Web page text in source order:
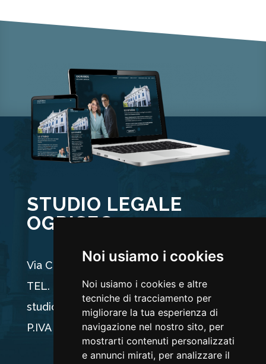
Noi usiamo i cookies
Noi usiamo i cookies e altre
tecniche di tracciamento per
migliorare la tua esperienza di
navigazione nel nostro sito, per
mostrarti contenuti personalizzati
e annunci mirati, per analizzare il
STUDIO LEGALE
OGRISEG
Via Carducci 44, 33100 Udine
TEL. +39 0432 512704
studio@ogriseg.legal
P.IVA 02590960304